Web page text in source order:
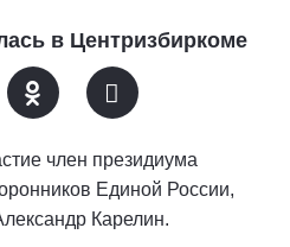
в Центризбиркоме
член президиума
Единой России,
Карелин.